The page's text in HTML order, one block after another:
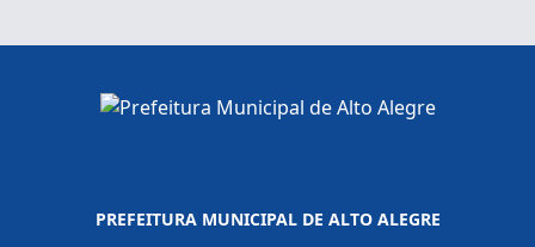
PREFEITURA MUNICIPAL DE ALTO ALEGRE